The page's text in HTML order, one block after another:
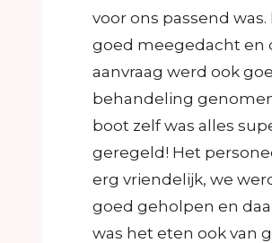
voor ons passend was.
goed meegedacht en
aanvraag werd ook
behandeling
boot zelf was alles
geregeld! Het
erg vriendelijk, we
goed geholpen en
was het eten ook van